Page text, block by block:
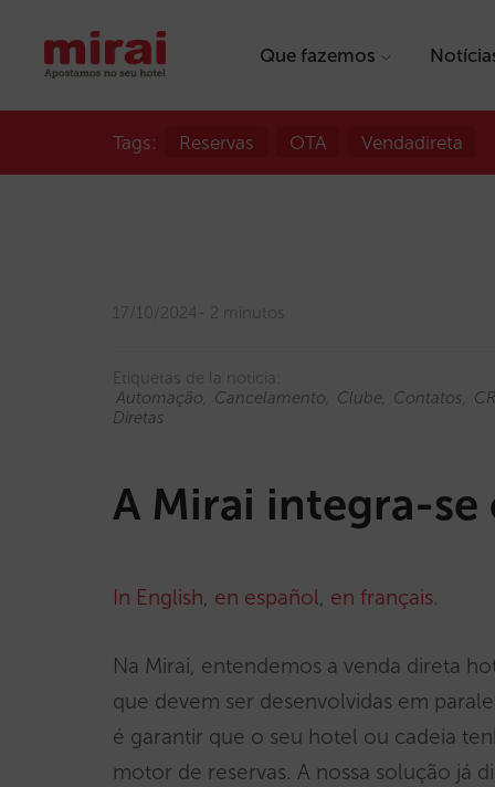
Que fazemos
Tags: Reservas OTA Vendadireta
17/10/2024 2 minutos
Etiquetas de la noticia:
Automação
Cancelamento Clube Contatos
Diretas
A Mirai integra-se
In English, en español, en français.
Na Mirai, entendemos a venda direta
que devem ser desenvolvidas em
é garantir que o seu hotel ou cadeia
motor de reservas. A nossa solução já